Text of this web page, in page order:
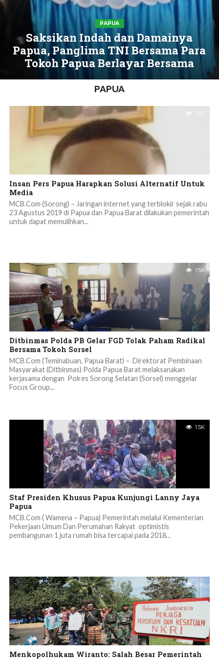
PAPUA
Saksikan Indah dan Damainya
Papua, Panglima TNI Bersama Para
Tokoh Papua Berlayar Bersama
PAPUA
1.5K
Insan Pers Papua Harapkan Solusi Alternatif Untuk
Media
MCB.Com (Sorong) – Jaringan internet yang terblokir sejak rabu
23 Agustus 2019 di Papua dan Papua Barat dilakukan pemerintah
untuk dapat memulihkan...
1.5K
Ditbinmas Polda PB Gelar FGD Tolak Paham Radikal
Bersama Tokoh Sorsel
MCB.Com (Teminabuan, Papua Barat) – Direktorat Pembinaan
Masyarakat (Ditbinmas) Polda Papua Barat melaksanakan
kerjasama dengan Polres Sorong Selatan (Sorsel) menggelar
Focus Group...
1.5K
Staf Presiden Khusus Papua Kunjungi Lanny Jaya
Papua
MCB.Com ( Wamena – Papua) Pemerintah melalui Kementerian
Pekerjaan Umum Dan Perumahan Rakyat optimistis
pembangunan 1 juta rumah bisa tercapai pada 2018...
1.6K
Menkopolhukam Wiranto: Salah Besar Pemerintah